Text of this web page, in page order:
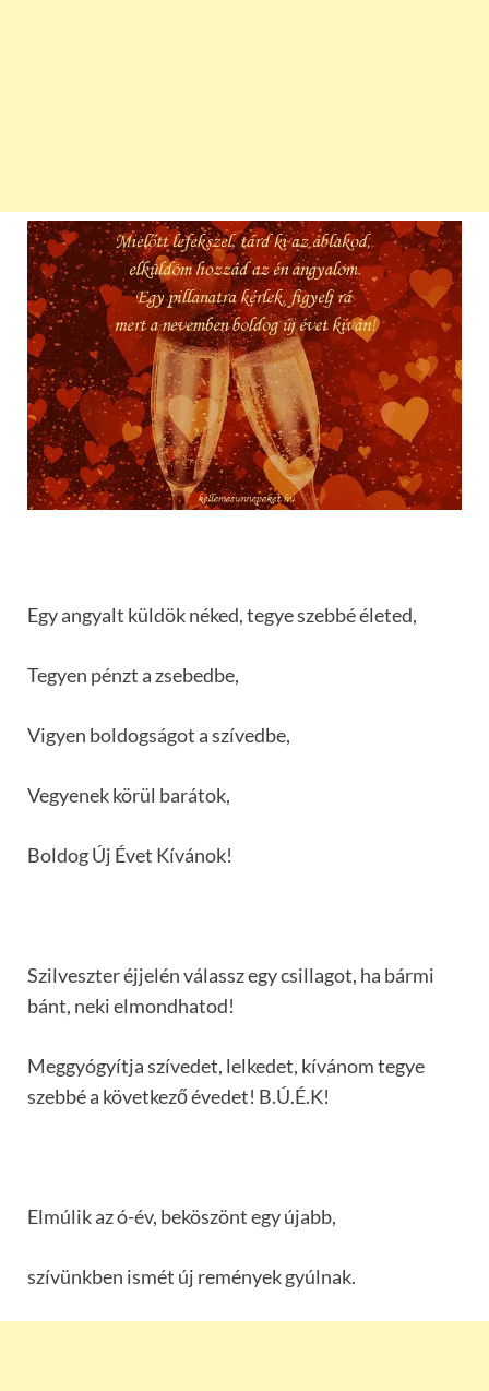
Egy angyalt küldök néked, tegye szebbé életed,
Tegyen pénzt a zsebedbe,
Vigyen boldogságot a szívedbe,
Vegyenek körül barátok,
Boldog Új Évet Kívánok!
Szilveszter éjjelén válassz egy csillagot, ha bármi
bánt, neki elmondhatod!
Meggyógyítja szívedet, lelkedet, kívánom tegye
szebbé a következő évedet! B.Ú.É.K!
Elmúlik az ó-év, beköszönt egy újabb,
szívünkben ismét új remények gyúlnak.